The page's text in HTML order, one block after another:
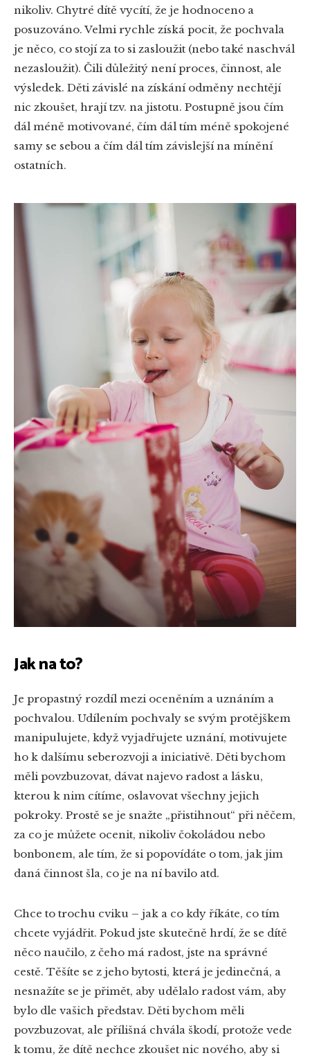
nikoliv. Chytré dítě vycítí, že je hodnoceno a
posuzováno. Velmi rychle získá pocit, že pochvala
je něco, co stojí za to si zasloužit (nebo také naschvál
nezasloužit). Čili důležitý není proces, činnost, ale
výsledek. Děti závislé na získání odměny nechtějí
nic zkoušet, hrají tzv. na jistotu. Postupně jsou čím
dál méně motivované, čím dál tím méně spokojené
samy se sebou a čím dál tím závislejší na mínění
ostatních.
Jak na to?
Je propastný rozdíl mezi oceněním a uznáním a
pochvalou. Udílením pochvaly se svým protějškem
manipulujete, když vyjadřujete uznání, motivujete
ho k dalšímu seberozvoji a iniciativě. Děti bychom
měli povzbuzovat, dávat najevo radost a lásku,
kterou k nim cítíme, oslavovat všechny jejich
pokroky. Prostě se je snažte „přistihnout“ při něčem,
za co je můžete ocenit, nikoliv čokoládou nebo
bonbonem, ale tím, že si popovídáte o tom, jak jim
daná činnost šla, co je na ní bavilo atd.
Chce to trochu cviku – jak a co kdy říkáte, co tím
chcete vyjádřit. Pokud jste skutečně hrdí, že se dítě
něco naučilo, z čeho má radost, jste na správné
cestě. Těšíte se z jeho bytosti, která je jedinečná, a
nesnažíte se je přimět, aby udělalo radost vám, aby
bylo dle vašich představ. Děti bychom měli
povzbuzovat, ale přílišná chvála škodí, protože vede
k tomu, že dítě nechce zkoušet nic nového, aby si